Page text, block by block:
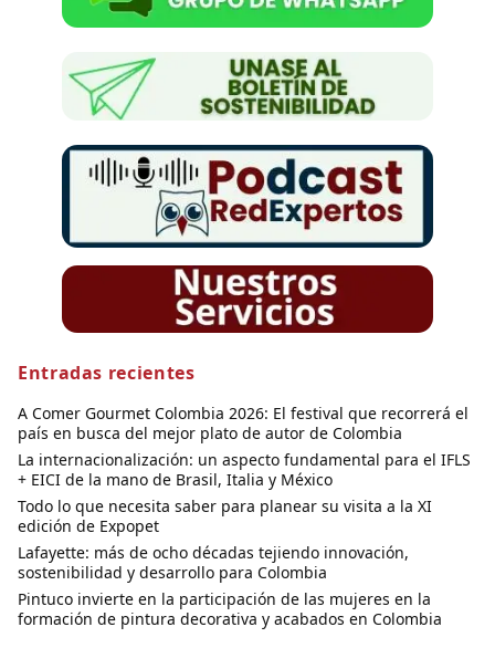
Entradas recientes
A Comer Gourmet Colombia 2026: El festival que recorrerá el
país en busca del mejor plato de autor de Colombia
La internacionalización: un aspecto fundamental para el IFLS
+ EICI de la mano de Brasil, Italia y México
Todo lo que necesita saber para planear su visita a la XI
edición de Expopet
Lafayette: más de ocho décadas tejiendo innovación,
sostenibilidad y desarrollo para Colombia
Pintuco invierte en la participación de las mujeres en la
formación de pintura decorativa y acabados en Colombia